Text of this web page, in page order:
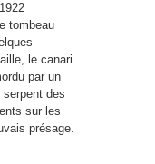
tombeau
le canari
par un
serpent des
sur les
présage.